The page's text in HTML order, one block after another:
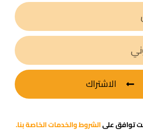
الاشتراك
توافق علىالشروط والخدمات الخاصة بنا.